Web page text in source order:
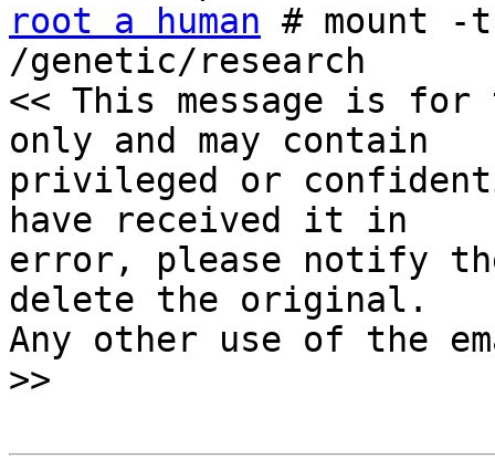
root a human # mount
/genetic/research
<< This message is
only and may contain
privileged or
have received it in
error, please notify
delete the original.
Any other use of the
>>